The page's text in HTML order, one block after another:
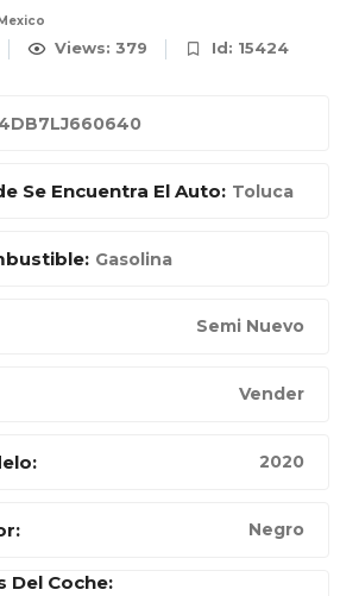
Views: 379 Id: 15424
Se Encuentra El Auto: Toluca
Gasolina
Semi Nuevo
Vender
2020
Negro
Del Coche: